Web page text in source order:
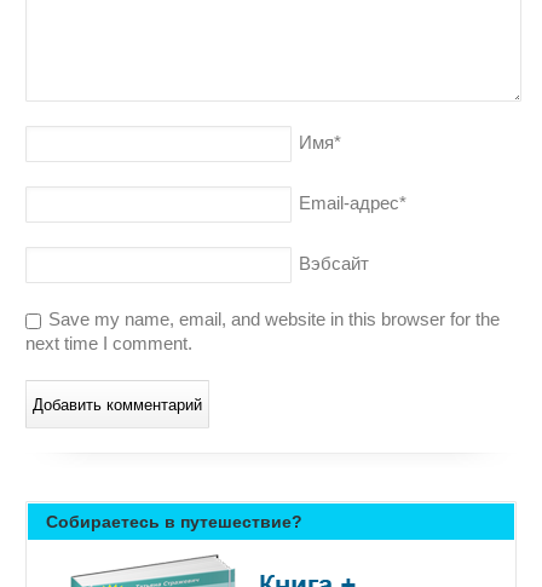
Имя*
Email-адрес*
Вэбсайт
Save my name, email, and website in this browser for the
next time I comment.
Собираетесь в путешествие?